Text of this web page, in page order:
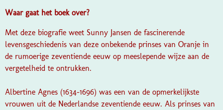
Waar gaat het boek over?
Met deze biografie weet Sunny Jansen de fascinerende
levensgeschiedenis van deze onbekende prinses van Oranje in
de rumoerige zeventiende eeuw op meeslepende wijze aan de
vergetelheid te ontrukken.
Albertine Agnes (1634-1696) was een van de opmerkelijkste
vrouwen uit de Nederlandse zeventiende eeuw. Als prinses van